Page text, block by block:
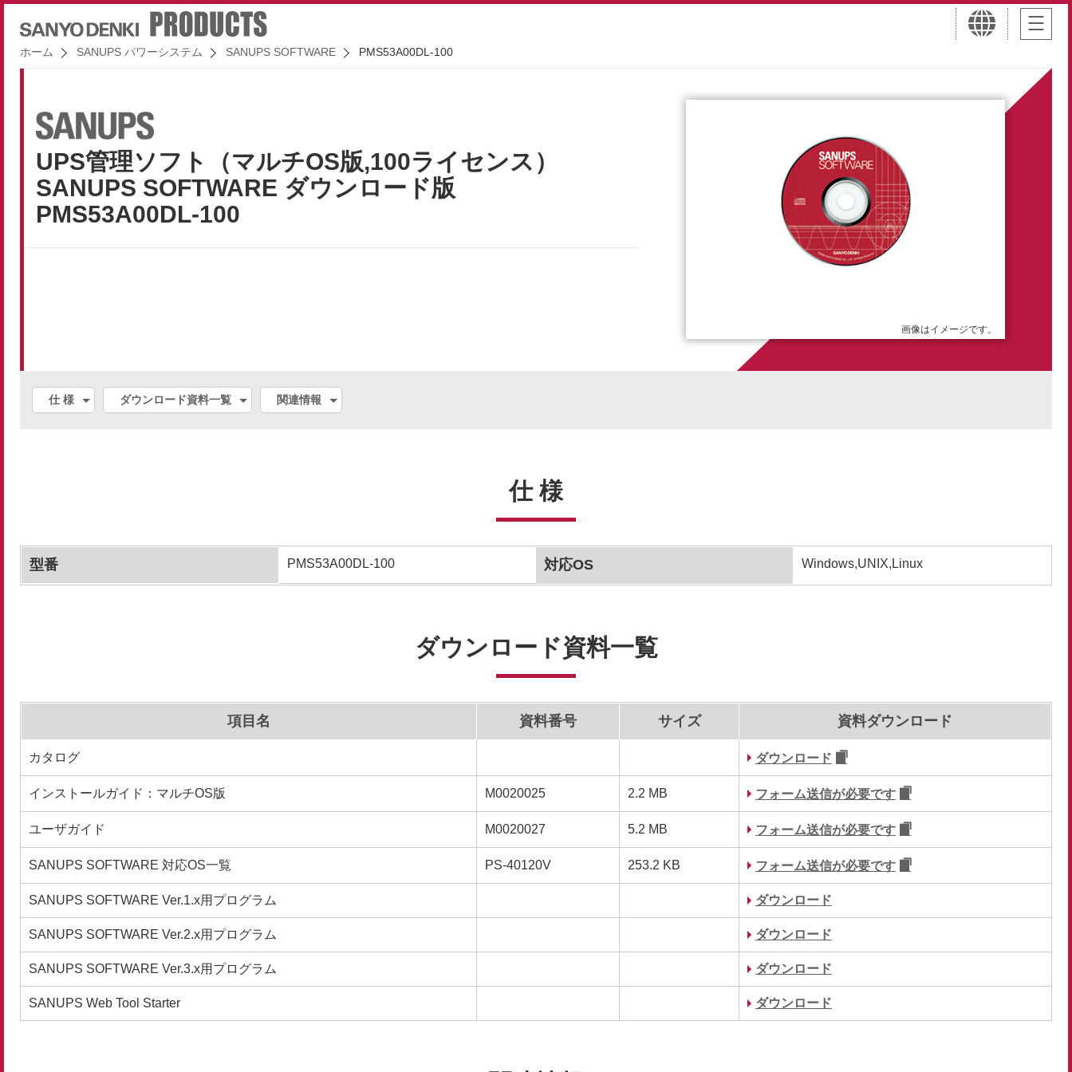
ホーム SANUPS パワーシステム SANUPS SOFTWARE PMS53A00DL-100
UPS管理ソフト（マルチOS版,100ライセンス）
SANUPS SOFTWARE ダウンロード版
PMS53A00DL-100
画像はイメージです。
仕 様 ダウンロード資料一覧 関連情報
仕 様
型番 PMS53A00DL-100 対応OS Windows,UNIX,Linux
ダウンロード資料一覧
項目名 資料番号 サイズ 資料ダウンロード
カタログ ダウンロード
インストールガイド：マルチOS版 M0020025 2.2 MB フォーム送信が必要です
ユーザガイド M0020027 5.2 MB フォーム送信が必要です
SANUPS SOFTWARE 対応OS一覧 PS-40120V 253.2 KB フォーム送信が必要です
SANUPS SOFTWARE Ver.1.x用プログラム ダウンロード
SANUPS SOFTWARE Ver.2.x用プログラム ダウンロード
SANUPS SOFTWARE Ver.3.x用プログラム ダウンロード
SANUPS Web Tool Starter ダウンロード